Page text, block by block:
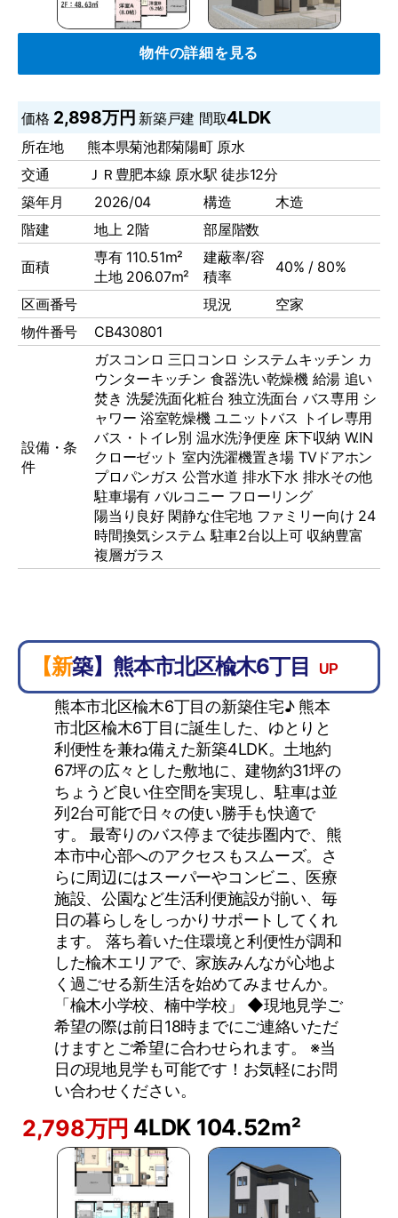
物件の詳細を見る
価格 2,898万円 新築戸建 間取4LDK
所在地
熊本県菊池郡菊陽町 原水
交通
ＪＲ豊肥本線 原水駅 徒歩12分
築年月
2026/04 構造
木造
階建
地上 2階 部屋階数
面積
専有 110.51m²
土地 206.07m²
建蔽率/容
積率
40% / 80%
区画番号 現況
空家
物件番号
CB430801
設備・条
件
ガスコンロ 三口コンロ システムキッチン カ
ウンターキッチン 食器洗い乾燥機 給湯 追い
焚き 洗髪洗面化粧台 独立洗面台 バス専用 シ
ャワー 浴室乾燥機 ユニットバス トイレ専用
バス・トイレ別 温水洗浄便座 床下収納 W.IN
クローゼット 室内洗濯機置き場 TVドアホン
プロパンガス 公営水道 排水下水 排水その他
駐車場有 バルコニー フローリング
陽当り良好 閑静な住宅地 ファミリー向け 24
時間換気システム 駐車2台以上可 収納豊富
複層ガラス
【新築】熊本市北区楡木6丁目 UP
熊本市北区楡木6丁目の新築住宅♪ 熊本
市北区楡木6丁目に誕生した、ゆとりと
利便性を兼ね備えた新築4LDK。土地約
67坪の広々とした敷地に、建物約31坪の
ちょうど良い住空間を実現し、駐車は並
列2台可能で日々の使い勝手も快適で
す。 最寄りのバス停まで徒歩圏内で、熊
本市中心部へのアクセスもスムーズ。さ
らに周辺にはスーパーやコンビニ、医療
施設、公園など生活利便施設が揃い、毎
日の暮らしをしっかりサポートしてくれ
ます。 落ち着いた住環境と利便性が調和
した楡木エリアで、家族みんなが心地よ
く過ごせる新生活を始めてみませんか。
「楡木小学校、楠中学校」 ◆現地見学ご
希望の際は前日18時までにご連絡いただ
けますとご希望に合わせられます。 ※当
日の現地見学も可能です！お気軽にお問
い合わせください。
2,798万円 4LDK 104.52m²